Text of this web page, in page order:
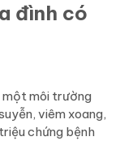
đình có
một môi trường
viêm xoang,
chứng bệnh